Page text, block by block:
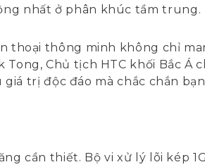
nhất ở phân khúc tầm trung.
thoại thông minh không chỉ
Chủ tịch HTC khối Bắc Á
trị độc đáo mà chắc chắn
cần thiết. Bộ vi xử lý lõi kép